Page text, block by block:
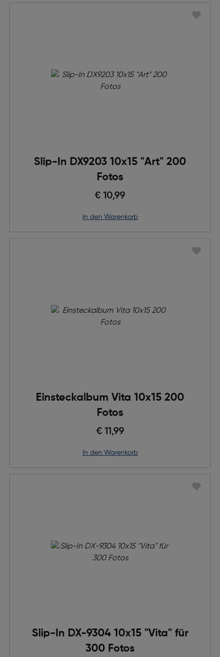
Slip-In DX9203 10x15 "Art" 200
Fotos
€ 10,99
in den Warenkorb
Einsteckalbum Vita 10x15 200
Fotos
€ 11,99
in den Warenkorb
Slip-In DX-9304 10x15 "Vita" für
300 Fotos